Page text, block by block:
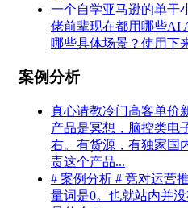
一个自学亚马逊的单干
佬前辈现在都用哪些AI
哪些具体场景？使用下
案例分析
真心请教冷门高客单价
产品是冥想，脑控类电
右。有货源，有独家国
责这个产品...
# 案例分析 # 竞对运营
量词是0。也就站内并